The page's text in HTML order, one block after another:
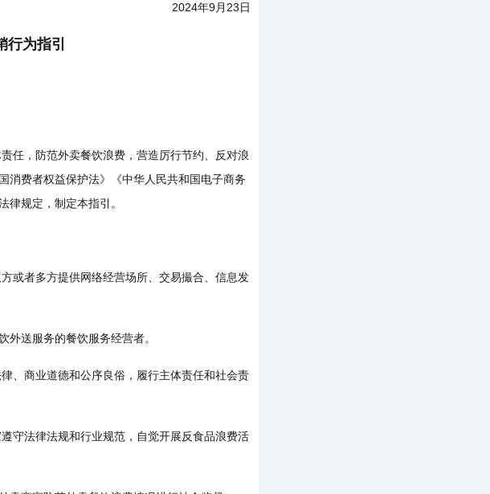
2024年9月23日
行为指引
，防范外卖餐饮浪费，营造厉行节约、反对浪
消费者权益保护法》《中华人民共和国电子商务
律规定，制定本指引。
者多方提供网络经营场所、交易撮合、信息发
送服务的餐饮服务经营者。
商业道德和公序良俗，履行主体责任和社会责
法律法规和行业规范，自觉开展反食品浪费活